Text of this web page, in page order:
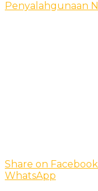
Share on Facebook
WhatsApp